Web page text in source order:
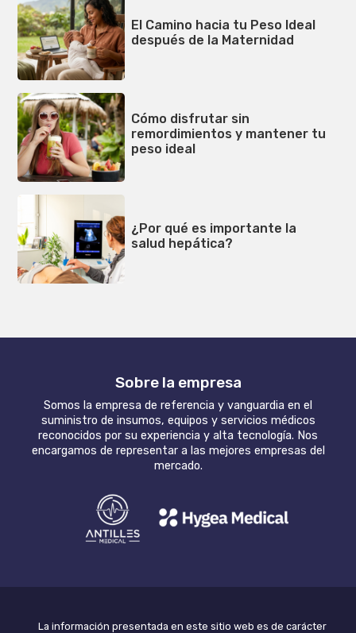
El Camino hacia tu Peso Ideal
después de la Maternidad
Cómo disfrutar sin
remordimientos y mantener tu
peso ideal
¿Por qué es importante la
salud hepática?
Sobre la empresa
Somos la empresa de referencia y vanguardia en el
suministro de insumos, equipos y servicios médicos
reconocidos por su experiencia y alta tecnología. Nos
encargamos de representar a las mejores empresas del
mercado.
La información presentada en este sitio web es de carácter